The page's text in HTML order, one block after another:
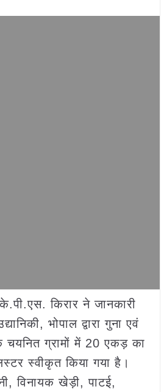
किरार ने जानकारी
भोपाल द्वारा गुना एवं
ग्रामों में 20 एकड़ का
स्वीकृत किया गया है।
विनायक खेड़ी, पाटई,